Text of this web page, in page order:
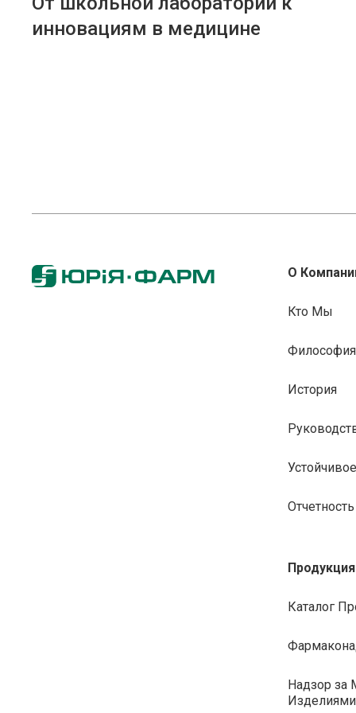
инновациям в медицине
О
Кто Мы
Философия
История
Отчетность
Продукция
Каталог
Надзор за
Изделиями